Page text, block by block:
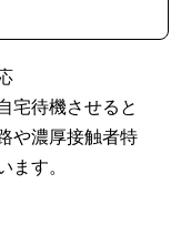
宅待機させると
や濃厚接触者特
ます。